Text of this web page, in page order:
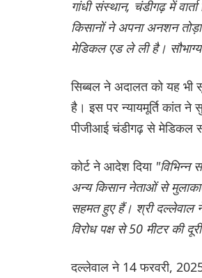
गांधी संस्थान, चंडीगढ़ में
किसानों ने अपना अनशन
मेडिकल एड ले ली है।
सिब्बल ने अदालत को यह भी
है। इस पर न्यायमूर्ति कांत
पीजीआई चंडीगढ़ से मेडिकल
कोर्ट ने आदेश दिया "विभिन्न
अन्य किसान नेताओं से
सहमत हुए हैं। श्री
विरोध पक्ष से 50 मीटर की
दल्लेवाल ने 14 फरवरी,